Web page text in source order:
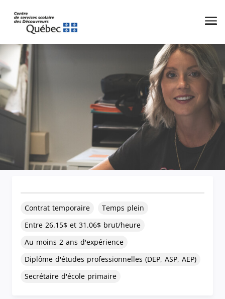
Contrat temporaire
Temps plein
Entre 26.15$ et 31.06$ brut/heure
Au moins 2 ans d'expérience
Diplôme d'études professionnelles (DEP, ASP, AEP)
Secrétaire d'école primaire